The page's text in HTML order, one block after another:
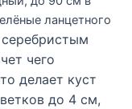
ланцетного
чего
делает куст
до 4 см,